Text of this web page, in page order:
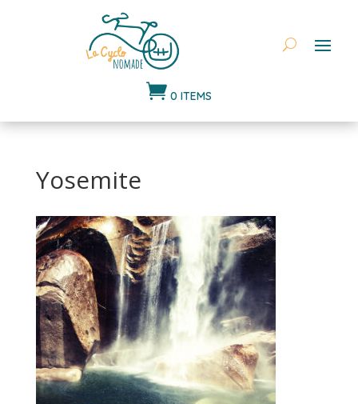
 0 ITEMS
Yosemite